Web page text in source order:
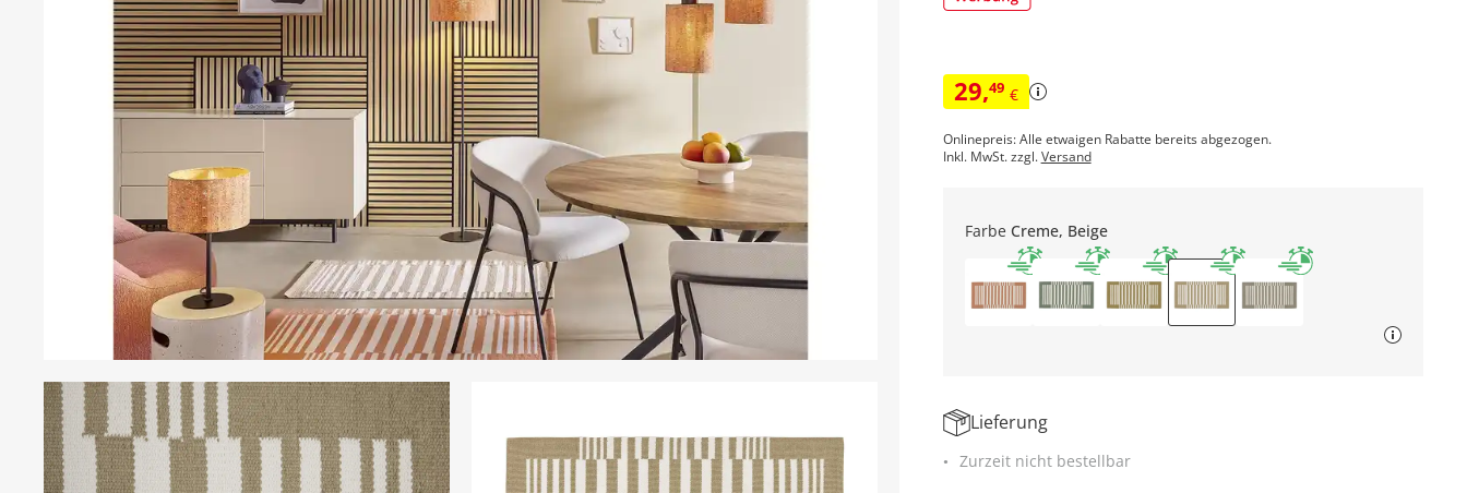
29,49 €
Onlinepreis: Alle etwaigen Rabatte bereits abgezogen.
Inkl. MwSt. zzgl.Versand
Farbe Creme, Beige
Lieferung
Zurzeit nicht bestellbar